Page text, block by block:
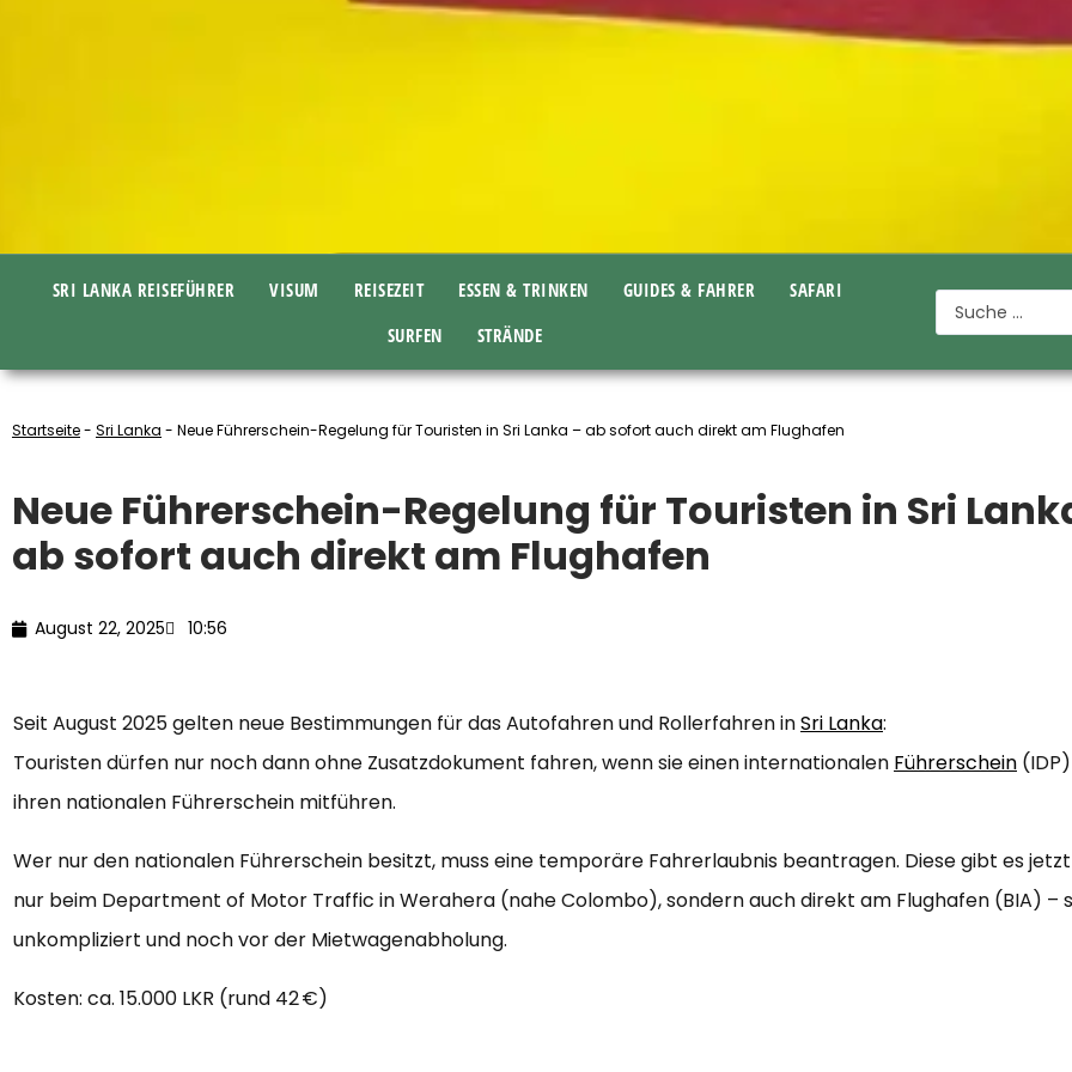
SRI LANKA REISEFÜHRER VISUM REISEZEIT ESSEN & TRINKEN GUIDES & FAHRER
SAFARI
SURFEN
STRÄNDE
Startseite- Sri Lanka - Neue Führerschein-Regelung für Touristen in Sri Lanka – ab sofort auch direkt am Flughafen
Neue Führerschein-Regelung für Touristen in Sri
ab sofort auch direkt am Flughafen
August 22, 2025 10:56
Seit August 2025 gelten neue Bestimmungen für das Autofahren und Rollerfahren inSri Lanka:
Touristen dürfen nur noch dann ohne Zusatzdokument fahren, wenn sie einen internationalen Führerschein
ihren nationalen Führerschein mitführen.
Wer nur den nationalen Führerschein besitzt, muss eine temporäre Fahrerlaubnis beantragen. Diese gibt es
nur beim Department of Motor Traffic in Werahera (nahe Colombo), sondern auch direkt am Flughafen (BIA) –
unkompliziert und noch vor der Mietwagenabholung.
Kosten: ca. 15.000 LKR (rund 42 €)